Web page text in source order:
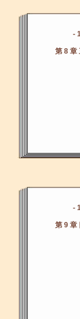
-
第 8 章
-
第 9 章